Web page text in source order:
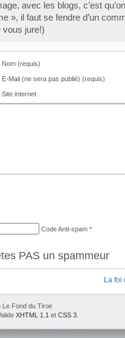
avec les blogs, c’est
», il faut se fendre d’un
vous jure!)
Nom (requis)
E-Mail (ne sera pas publié) (requis)
Site internet
Code Anti-spam *
PAS un spammeur
La foi
Fond du Tiroir
XHTML 1.1 et CSS 3